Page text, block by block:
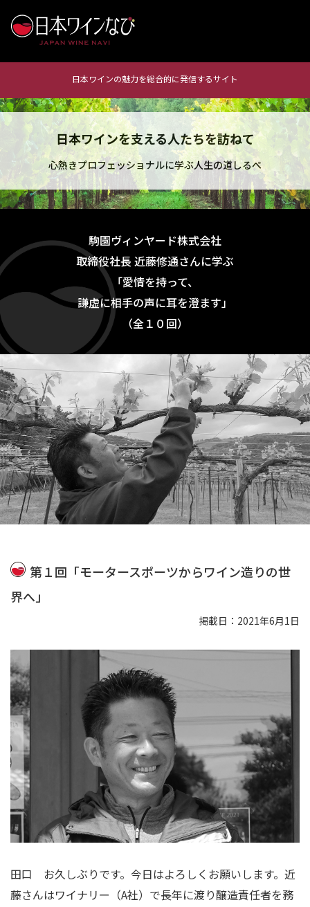
日本ワインの魅力を総合的に発信するサイト
日本ワインを支える人たちを訪ねて
心熱きプロフェッショナルに学ぶ人生の道しるべ
駒園ヴィンヤード株式会社
取締役社長 近藤修通さんに学ぶ
「愛情を持って、
謙虚に相手の声に耳を澄ます」
（全１０回）
第１回「モータースポーツからワイン造りの世
界へ」
掲載日：2021年6月1日
田口 お久しぶりです。今日はよろしくお願いします。近
藤さんはワイナリー（A社）で長年に渡り醸造責任者を務